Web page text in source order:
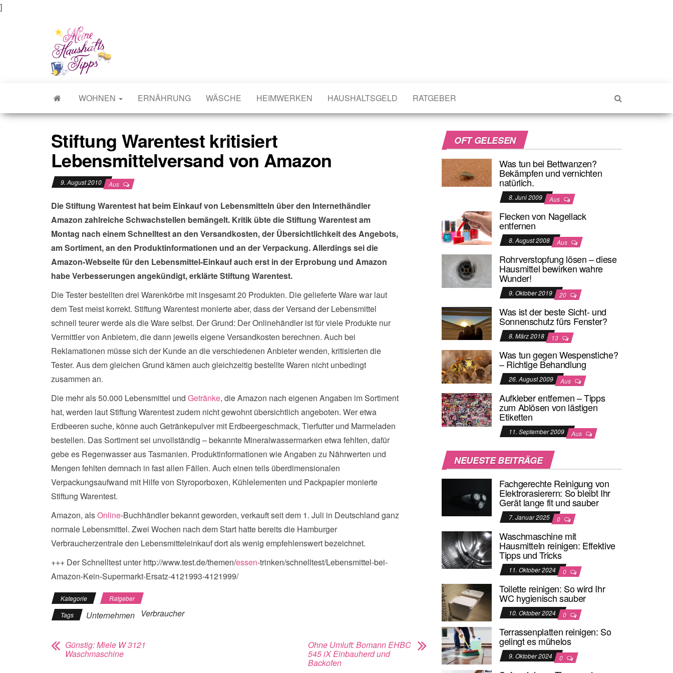
]
Meine Haushaltstipps
Das bisschen Haushalt . . .
WOHNEN ERNÄHRUNG WÄSCHE HEIMWERKEN HAUSHALTSGELD RATGEBER
Stiftung Warentest kritisiert
Lebensmittelversand von Amazon
9. August 2010 Aus
Die Stiftung Warentest hat beim Einkauf von Lebensmitteln über den Internethändler
Amazon zahlreiche Schwachstellen bemängelt. Kritik übte die Stiftung Warentest am
Montag nach einem Schnelltest an den Versandkosten, der Übersichtlichkeit des Angebots,
am Sortiment, an den Produktinformationen und an der Verpackung. Allerdings sei die
Amazon-Webseite für den Lebensmittel-Einkauf auch erst in der Erprobung und Amazon
habe Verbesserungen angekündigt, erklärte Stiftung Warentest.
Die Tester bestellten drei Warenkörbe mit insgesamt 20 Produkten. Die gelieferte Ware war laut
dem Test meist korrekt. Stiftung Warentest monierte aber, dass der Versand der Lebensmittel
schnell teurer werde als die Ware selbst. Der Grund: Der Onlinehändler ist für viele Produkte nur
Vermittler von Anbietern, die dann jeweils eigene Versandkosten berechnen. Auch bei
Reklamationen müsse sich der Kunde an die verschiedenen Anbieter wenden, kritisierten die
Tester. Aus dem gleichen Grund kämen auch gleichzeitig bestellte Waren nicht unbedingt
zusammen an.
Die mehr als 50.000 Lebensmittel und Getränke, die Amazon nach eigenen Angaben im Sortiment
hat, werden laut Stiftung Warentest zudem nicht gewohnt übersichtlich angeboten. Wer etwa
Erdbeeren suche, könne auch Getränkepulver mit Erdbeergeschmack, Tierfutter und Marmeladen
bestellen. Das Sortiment sei unvollständig – bekannte Mineralwassermarken etwa fehlten, dafür
gebe es Regenwasser aus Tasmanien. Produktinformationen wie Angaben zu Nährwerten und
Mengen fehlten demnach in fast allen Fällen. Auch einen teils überdimensionalen
Verpackungsaufwand mit Hilfe von Styroporboxen, Kühlelementen und Packpapier monierte
Stiftung Warentest.
Amazon, alsOnline-Buchhändler bekannt geworden, verkauft seit dem 1. Juli in Deutschland ganz
normale Lebensmittel. Zwei Wochen nach dem Start hatte bereits die Hamburger
Verbraucherzentrale den Lebensmitteleinkauf dort als wenig empfehlenswert bezeichnet.
+++ Der Schnelltest unter http://www.test.de/themen/essen-trinken/schnelltest/Lebensmittel-bei-
Amazon-Kein-Supermarkt-Ersatz-4121993-4121999/
Kategorie
Ratgeber
Tags
Unternehmen Verbraucher
Günstig: Miele W 3121
Waschmaschine
Ohne Umluft: Bomann EHBC
545 iX Einbauherd und
Backofen
OFT GELESEN
Was tun bei Bettwanzen?
Bekämpfen und vernichten
natürlich.
8. Juni 2009 Aus
Flecken von Nagellack
entfernen
8. August 2008 Aus
Rohrverstopfung lösen – diese
Hausmittel bewirken wahre
Wunder!
9. Oktober 2019 20
Was ist der beste Sicht- und
Sonnenschutz fürs Fenster?
8. März 2018 13
Was tun gegen Wespenstiche?
– Richtige Behandlung
26. August 2009 Aus
Aufkleber entfernen – Tipps
zum Ablösen von lästigen
Etiketten
11. September 2009 Aus
NEUESTE BEITRÄGE
Fachgerechte Reinigung von
Elektrorasierern: So bleibt Ihr
Gerät lange fit und sauber
7. Januar 2025 0
Waschmaschine mit
Hausmitteln reinigen: Effektive
Tipps und Tricks
11. Oktober 2024 0
Toilette reinigen: So wird Ihr
WC hygienisch sauber
10. Oktober 2024 0
Terrassenplatten reinigen: So
gelingt es mühelos
9. Oktober 2024 0